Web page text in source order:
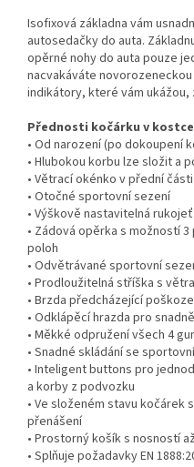
Isofixová základna vám
autosedačky do auta.
opěrné nohy do auta pouze
nacvakáváte
indikátory, které vám ukážou,
Přednosti kočárku v kostce
• Od narození (po dokoupení
• Hlubokou korbu lze složit a
• Větrací okénko v přední
• Otočné sportovní sezení
• Výškově nastavitelná rukojeť
• Zádová opěrka s možností
poloh
• Odvětrávané sportovní
• Prodloužitelná stříška s
• Brzda předcházející
• Odklápěcí hrazda pro
• Měkké odpružení všech 4
• Snadné skládání se
• Inteligent buttons pro
a korby z podvozku
• Ve složeném stavu kočárek
přenášení
• Prostorný košík s nosností
• Splňuje požadavky EN